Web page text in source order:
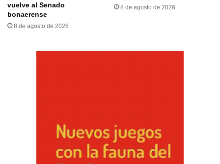
vuelve al Senado
bonaerense
8 de agosto de 2026
8 de agosto de 2026